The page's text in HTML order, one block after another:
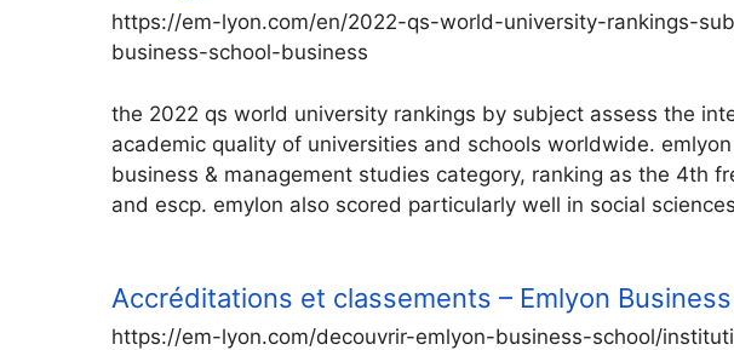
https://em-lyon.com/en/2022-qs-world-university-rankings-
business-school-business
the 2022 qs world university rankings by subject assess the
academic quality of universities and schools worldwide.
business & management studies category, ranking as the 4th
and escp. emylon also scored particularly well in social
Accréditations et classements – Emlyon
https://em-lyon.com/decouvrir-emlyon-business-school/